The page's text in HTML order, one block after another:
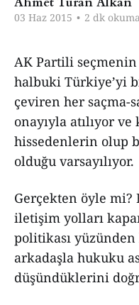
03 Haz 2015 • 2 dk okuma
AK Partili seçmenin
halbuki Türkiye’yi
çeviren her saçma-
onayıyla atılıyor
hissedenlerin olup
olduğu varsayılıyor.
Gerçekten öyle mi?
iletişim yolları
politikası
arkadaşla hukuku
düşündüklerini